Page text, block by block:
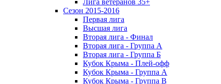
Сезон 2015-2016
Первая лига
Высшая лига
Вторая лига - Финал
Вторая лига - Группа А
Вторая лига - Группа Б
Кубок Крыма - Плей-офф
Кубок Крыма - Группа A
Кубок Крыма - Группа B